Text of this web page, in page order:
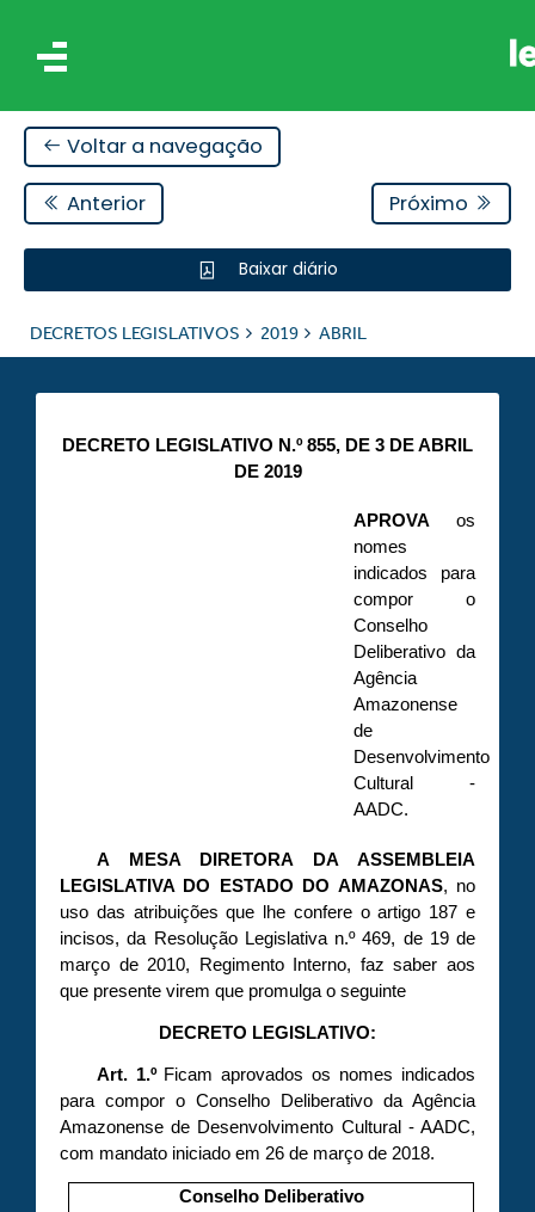
Voltar a navegação
Anterior Próximo
Baixar diário
DECRETOS LEGISLATIVOS 2019 ABRIL
DECRETO LEGISLATIVO N.º 855, DE 3 DE ABRIL
DE 2019
APROVAos
nomes
indicados para
compor o
Conselho
Deliberativo da
Agência
Amazonense
de
Desenvolvimento
Cultural -
AADC.
A MESA DIRETORA DA ASSEMBLEIA
LEGISLATIVA DO ESTADO DO AMAZONAS, no
uso das atribuições que lhe confere o artigo 187 e
incisos, da Resolução Legislativa n.º 469, de 19 de
março de 2010, Regimento Interno, faz saber aos
que presente virem que promulga o seguinte
DECRETO LEGISLATIVO:
Art. 1.º Ficam aprovados os nomes indicados
para compor o Conselho Deliberativo da Agência
Amazonense de Desenvolvimento Cultural - AADC,
com mandato iniciado em 26 de março de 2018.
Conselho Deliberativo